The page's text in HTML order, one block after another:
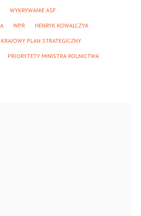
WYKRYWANIE ASF
WPR HENRYK KOWALCZYK
KRAJOWY PLAN STRATEGICZNY
PRIORYTETY MINISTRA ROLNICTWA